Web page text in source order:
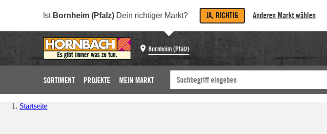
Ist Bornheim (Pfalz) Dein richtiger Markt? JA, RICHTIG Anderen Markt wählen
Bornheim (Pfalz)
SORTIMENT PROJEKTE MEIN MARKT
Startseite